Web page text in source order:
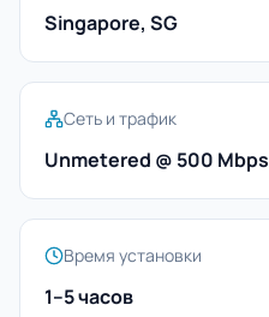
Singapore, SG
Сеть и трафик
Unmetered @ 500 Mbps
Время установки
1–5 часов